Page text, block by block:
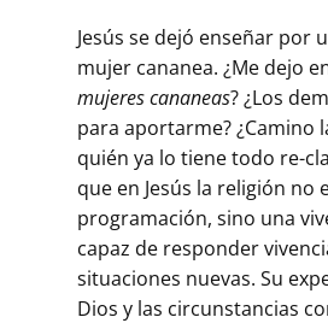
Jesús se dejó enseñar por
mujer cananea. ¿Me dejo
mujeres cananeas? ¿Los
para aportarme? ¿Camino
quién ya lo tiene todo re-
que en Jesús la religión no
programación, sino una
capaz de responder
situacio­nes nuevas. Su
Dios y las circunstancias